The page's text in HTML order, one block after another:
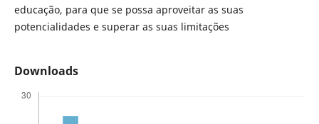
educação, para que se possa aproveitar as suas
potencialidades e superar as suas limitações
Downloads